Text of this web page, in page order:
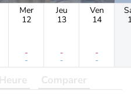
Mer
12
-
-
Jeu
13
-
-
Ven
14
-
-
Comparer